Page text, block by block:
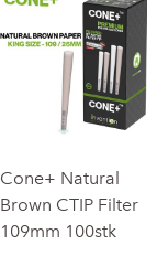
Cone+ Natural
Brown CTIP Filter
109mm 100stk